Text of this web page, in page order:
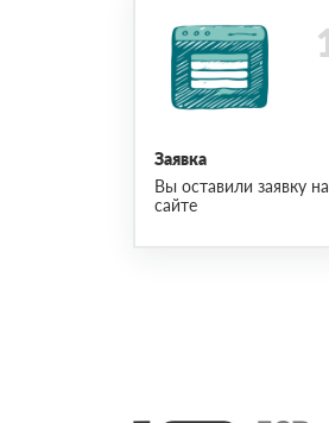
Заявка
Вы оставили заявку на
сайте